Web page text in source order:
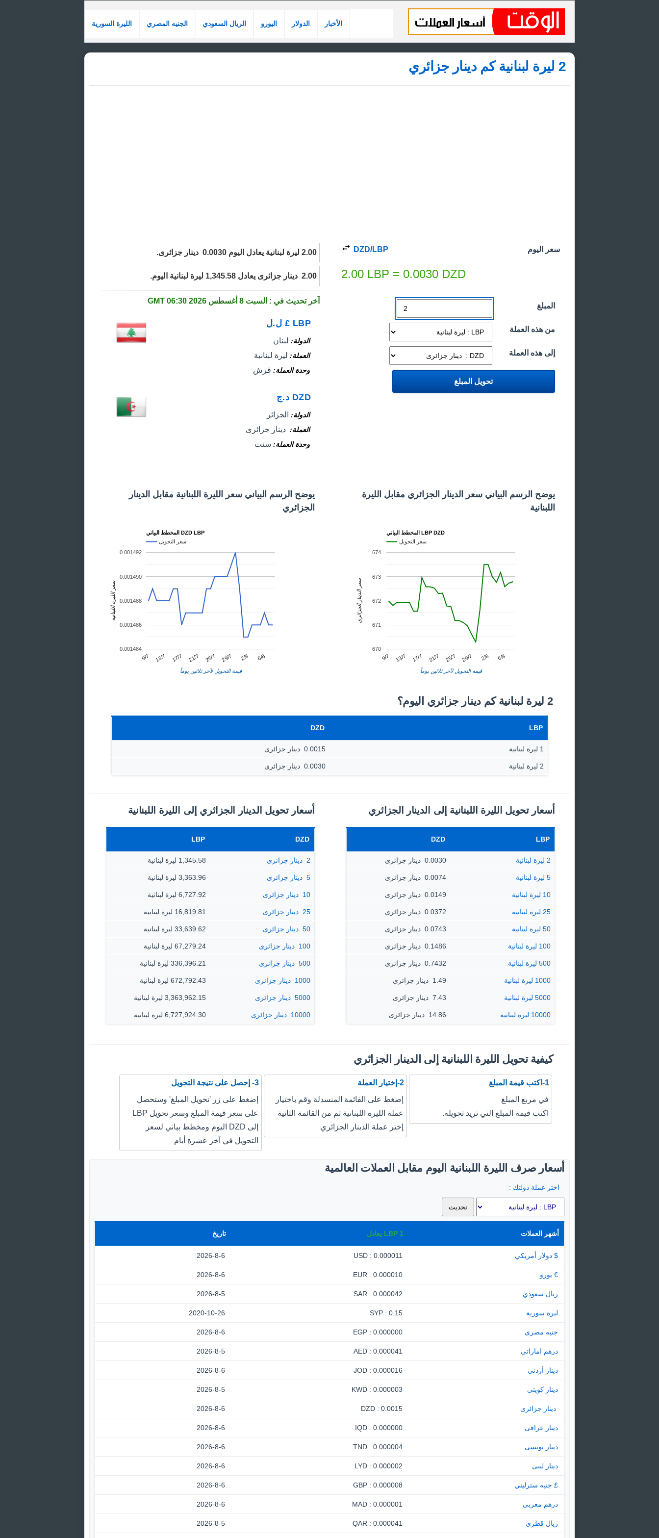
الليرة السورية الجنيه المصري الريال السعودي اليورو الدولار الأخبار
2 ليرة لبنانية كم دينار جزائري
سعر اليوم DZD/LBP
2.00 LBP = 0.0030 DZD
المبلغ
من هذه العملة
إلى هذه العملة
2.00 ليرة لبنانية يعادل اليوم 0.0030 ‏ دينار جزائرى.
2.00 ‏ دينار جزائرى يعادل 1,345.58 ليرة لبنانية اليوم.
آخر تحديث في : السبت 8 أغسطس 2026 06:30 GMT
LBP
£ ل.ل
الدولة لبنان
العملة ليرة لبنانية
وحدة العملة قرش
DZD د.ج
الدولة الجزائر
العملة ‏ دينار جزائرى
وحدة العملة سنت
يوضح الرسم البياني سعر الدينار الجزائري مقابل الليرة
اللبنانية
المخطط البياني LBP DZD
سعر التحويل
9/7 13/7 17/7 21/7 25/7 29/7 2/8 6/8
670
671
672
673
674
قيمة التحويل لآخر ثلاثين يوماً
سعر الدينار الجزائري
يوضح الرسم البياني سعر الليرة اللبنانية مقابل الدينار
الجزائري
المخطط البياني DZD LBP
سعر التحويل
9/7 13/7 17/7 21/7 25/7 29/7 2/8 6/8
0.001484
0.001486
0.001488
0.001490
0.001492
قيمة التحويل لآخر ثلاثين يوماً
سعر الليرة اللبنانية
2 ليرة لبنانية كم دينار جزائري اليوم؟
LBP
DZD
1 ليرة لبنانية 0.0015 ‏ دينار جزائرى
2 ليرة لبنانية 0.0030 ‏ دينار جزائرى
أسعار تحويل الليرة اللبنانية إلى الدينار الجزائري
LBP
DZD
2 ليرة لبنانية 0.0030 ‏ دينار جزائرى
5 ليرة لبنانية 0.0074 ‏ دينار جزائرى
10 ليرة لبنانية 0.0149 ‏ دينار جزائرى
25 ليرة لبنانية 0.0372 ‏ دينار جزائرى
50 ليرة لبنانية 0.0743 ‏ دينار جزائرى
100 ليرة لبنانية 0.1486 ‏ دينار جزائرى
500 ليرة لبنانية 0.7432 ‏ دينار جزائرى
1000 ليرة لبنانية 1.49 ‏ دينار جزائرى
5000 ليرة لبنانية 7.43 ‏ دينار جزائرى
10000 ليرة لبنانية 14.86 ‏ دينار جزائرى
أسعار تحويل الدينار الجزائري إلى الليرة اللبنانية
DZD
LBP
2 ‏ دينار جزائرى 1,345.58 ليرة لبنانية
5 ‏ دينار جزائرى 3,363.96 ليرة لبنانية
10 ‏ دينار جزائرى 6,727.92 ليرة لبنانية
25 ‏ دينار جزائرى 16,819.81 ليرة لبنانية
50 ‏ دينار جزائرى 33,639.62 ليرة لبنانية
100 ‏ دينار جزائرى 67,279.24 ليرة لبنانية
500 ‏ دينار جزائرى 336,396.21 ليرة لبنانية
1000 ‏ دينار جزائرى 672,792.43 ليرة لبنانية
5000 ‏ دينار جزائرى 3,363,962.15 ليرة لبنانية
10000 ‏ دينار جزائرى 6,727,924.30 ليرة لبنانية
كيفية تحويل الليرة اللبنانية إلى الدينار الجزائري
1-اكتب قيمة المبلغ
في مربع المبلغ
اكتب قيمة المبلغ التي تريد تحويله.
2-إختيار العملة
إضغط على القائمة المنسدلة وقم باختيار
عملة الليرة اللبنانية ثم من القائمة الثانية
إختر عملة الدينار الجزائري
3- إحصل على نتيجة التحويل
إضغط على زر 'تحويل المبلغ' وستحصل
على سعر قيمة المبلغ وسعر تحويل LBP
إلى DZD اليوم ومخطط بياني لسعر
التحويل في آخر عشرة أيام
أسعار صرف الليرة اللبنانية اليوم مقابل العملات العالمية
اختر عملة دولتك :
أشهر العملات 1
LBP يعادل تاريخ
$ دولار أمريكي 0.000011 : USD
2026-8-6
€ يورو 0.000010 : EUR
2026-8-6
ريال سعودي 0.000042 : SAR
2026-8-5
ليرة سورية 0.15 : SYP
2020-10-26
جنيه مصرى 0.000000 : EGP
2026-8-6
درهم اماراتى 0.000041 : AED
2026-8-5
دينار أردنى 0.000016 : JOD
2026-8-6
دينار كويتى 0.000003 : KWD
2026-8-5
‏ دينار جزائرى 0.0015 : DZD
2026-8-6
دينار عراقى 0.000000 : IQD
2026-8-6
دينار تونسى 0.000004 : TND
2026-8-6
دينار ليبى 0.000002 : LYD
2026-8-6
£ جنيه سترليني 0.000008 : GBP
2026-8-6
درهم مغربى 0.000001 : MAD
2026-8-6
ريال قطرى 0.000041 : QAR
2026-8-5